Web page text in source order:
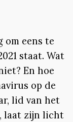
om eens te
staat. Wat
En hoe
op de
lid van het
laat zijn licht